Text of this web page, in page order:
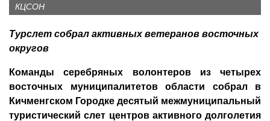
КЦСОН
Турслет собрал активных ветеранов восточных
округов
Команды серебряных волонтеров из четырех
восточных муниципалитетов области собрал в
Кичменгском Городке десятый межмуниципальный
туристический слет центров активного долголетия